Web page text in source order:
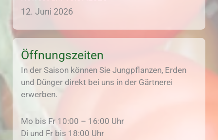
12. Juni 2026
Öffnungszeiten
In der Saison können Sie Jungpflanzen, Erden
und Dünger direkt bei uns in der Gärtnerei
erwerben.
Mo bis Fr 10:00 – 16:00 Uhr
Di und Fr bis 18:00 Uhr